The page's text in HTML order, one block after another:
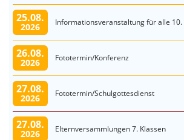
25.08.
2026 Informationsveranstaltung für alle 10.
26.08.
2026 Fototermin/Konferenz
27.08.
2026 Fototermin/Schulgottesdienst
27.08.
2026 Elternversammlungen 7. Klassen